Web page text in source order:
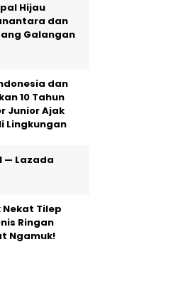
Hijau
dan
Galangan
dan
10 Tahun
Junior Ajak
Lingkungan
I — Lazada
Nekat Tilep
Ringan
Ngamuk!